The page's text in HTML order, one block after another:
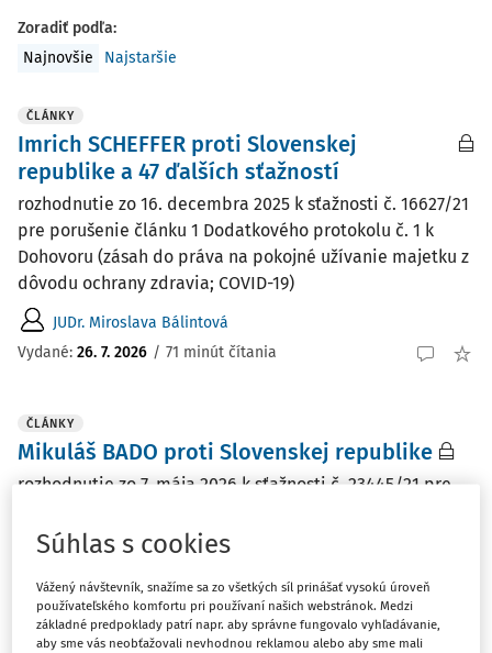
Zoradiť podľa:
Najnovšie
Najstaršie
ČLÁNKY
Imrich SCHEFFER proti Slovenskej
republike a 47 ďalších sťažností
rozhodnutie zo 16. decembra 2025 k sťažnosti č. 16627/21
pre porušenie článku 1 Dodatkového protokolu č. 1 k
Dohovoru (zásah do práva na pokojné užívanie majetku z
dôvodu ochrany zdravia; COVID-19)
JUDr. Miroslava Bálintová
Vydané: 26. 7. 2026 / 71 minút čítania
ČLÁNKY
Mikuláš BADO proti Slovenskej republike
rozhodnutie zo 7. mája 2026 k sťažnosti č. 23445/21 pre
13 a 14 Dohovoru (sloboda pohybu; postavenie obete;
JUDr. Miroslava Bálintová
Vydané:26. 7. 2026 / 7 minút čítania
Súhlas s cookies
Vážený návštevník, snažíme sa zo všetkých síl prinášať vysokú úroveň
používateľského komfortu pri používaní našich webstránok. Medzi
základné predpoklady patrí napr. aby správne fungovalo vyhľadávanie,
aby sme vás neobťažovali nevhodnou reklamou alebo aby sme mali